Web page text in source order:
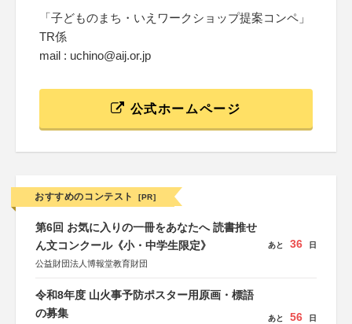
「子どものまち・いえワークショップ提案コンペ」
TR係
mail : uchino@aij.or.jp
公式ホームページ
おすすめのコンテスト [PR]
第6回 お気に入りの一冊をあなたへ 読書推せ
ん文コンクール《小・中学生限定》
公益財団法人博報堂教育財団
あと 36 日
令和8年度 山火事予防ポスター用原画・標語
の募集
あと 56 日